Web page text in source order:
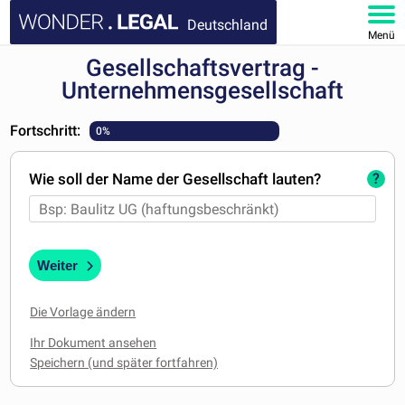
Deutschland
Menü
HOMEPAGE
KONTAKT
MEIN KONTO
Gesellschaftsvertrag -
Unternehmensgesellschaft
Fortschritt: 0%
Wie soll der Name der Gesellschaft lauten? ?
Weiter
Die Vorlage ändern
Ihr Dokument ansehen